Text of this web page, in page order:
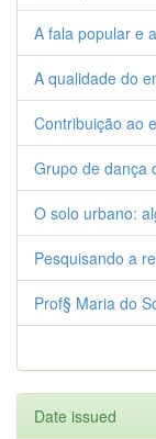
A fala popular e
A qualidade do
Contribuição ao
Grupo de dança
O solo urbano:
Pesquisando a
Prof§ Maria do
Date issued